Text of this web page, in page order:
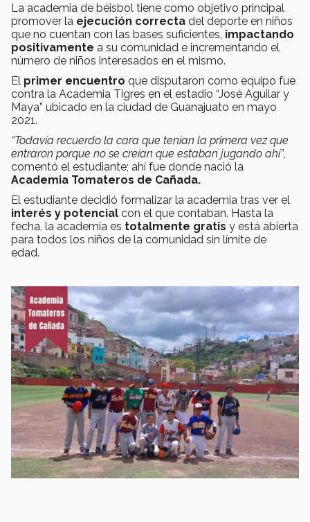
La academia de béisbol tiene como objetivo principal
promover la ejecución correcta del deporte en niños
que no cuentan con las bases suficientes, impactando
positivamente a su comunidad e incrementando el
número de niños interesados en el mismo.
El primer encuentro que disputaron como equipo fue
contra la Academia Tigres en el estadio “José Aguilar y
Maya” ubicado en la ciudad de Guanajuato en mayo
2021.
“Todavía recuerdo la cara que tenían la primera vez que
entraron porque no se creían que estaban jugando ahí”,
comentó el estudiante; ahí fue donde nació la
Academia Tomateros de Cañada.
El estudiante decidió formalizar la academia tras ver el
interés y potencial con el que contaban. Hasta la
fecha, la academia es totalmente gratis y está abierta
para todos los niños de la comunidad sin límite de
edad.